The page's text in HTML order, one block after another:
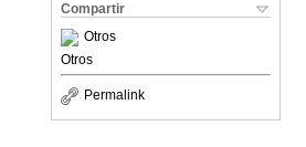
Compartir
Otros
Otros
Permalink